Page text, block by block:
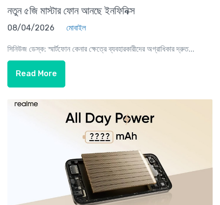
নতুন ৫জি মাস্টার ফোন আনছে ইনফিনিক্স
08/04/2026 মোবাইল
সিনিউজ ডেস্ক: স্মার্টফোন কেনার ক্ষেত্রে ব্যবহারকারীদের অগ্রাধিকার দ্রুত...
Read More